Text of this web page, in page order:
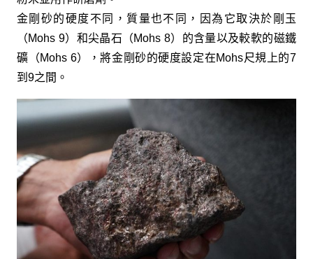
金剛砂的硬度不同，質量也不同，因為它取決於剛玉
（Mohs 9）和尖晶石（Mohs 8）的含量以及較軟的磁鐵
礦（Mohs 6），將金剛砂的硬度設定在Mohs尺規上的7
到9之間。